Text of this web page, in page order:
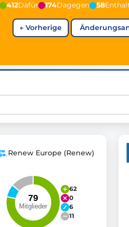
democracy").
policy, or activism.
and bring politics closer to
412Dafür 174Dagegen 58
← Vorherige
Renew Europe (Renew)
62
0
6
11